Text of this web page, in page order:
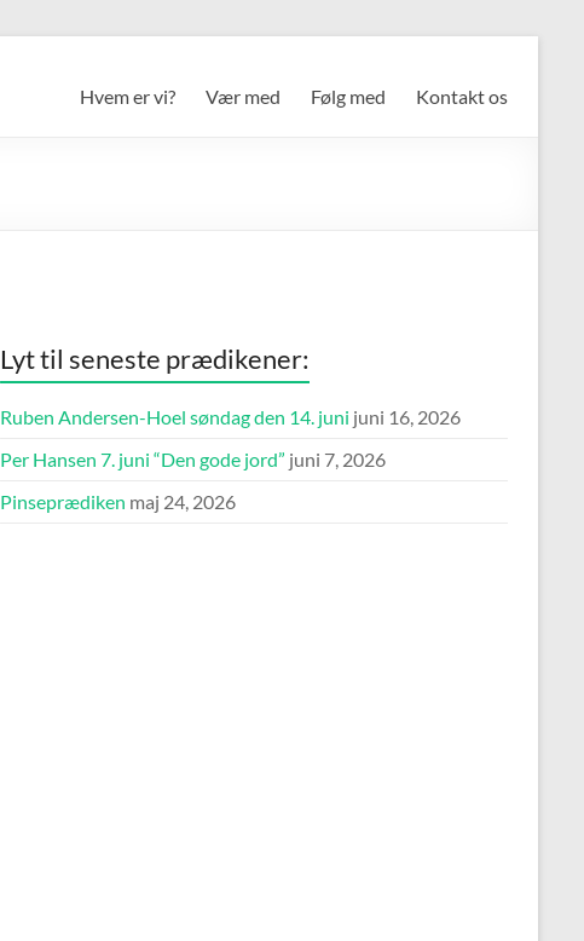
Hvem er vi? Vær med Følg med Kontakt os
Lyt til seneste prædikener:
Ruben Andersen-Hoel søndag den 14. juni juni 16, 2026
Per Hansen 7. juni “Den gode jord” juni 7, 2026
Pinseprædiken maj 24, 2026